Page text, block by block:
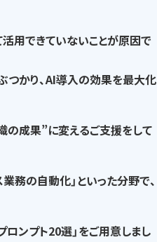
活用できていないことが原因で
つかり、AI導入の効果を最大化
の成果”に変えるご支援をして
務の自動化」といった分野で、
ンプト20選」をご用意しまし